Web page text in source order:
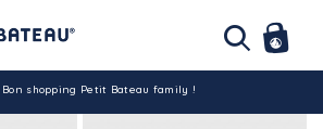
Bon shopping Petit Bateau family !